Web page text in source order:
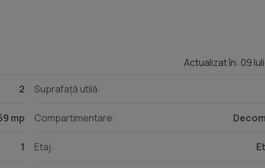
fiind prevazute cu distribuitoare separate pentru apa
faciliteaza eventualele interven?ii de intre?inere.
de aer condi?ionat, iar pere?ii sunt finisa?i ?i zugravi?i
dorit. Imobilul se remarca prin calitatea
izolare termica ?i fonica, iar casa scarii este placata cu
pentru locatari. Amplasarea reprezinta un
sta?ie de autobuz ?i alte facilita?i necesare unui stil
Actualizat în: 09
2 Suprafață utilă:
mp Compartimentare:
1 Etaj: